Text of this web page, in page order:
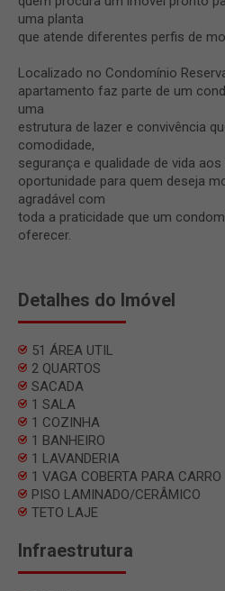
uma planta
que atende diferentes perfis de
Localizado no Condomínio
apartamento faz parte de um
uma
estrutura de lazer e convivência
comodidade,
segurança e qualidade de vida
oportunidade para quem deseja
agradável com
toda a praticidade que um
oferecer.
Detalhes do Imóvel
51 ÁREA UTIL
2 QUARTOS
SACADA
1 SALA
1 COZINHA
1 BANHEIRO
1 LAVANDERIA
1 VAGA COBERTA PARA CARRO
PISO LAMINADO/CERÂMICO
TETO LAJE
Infraestrutura